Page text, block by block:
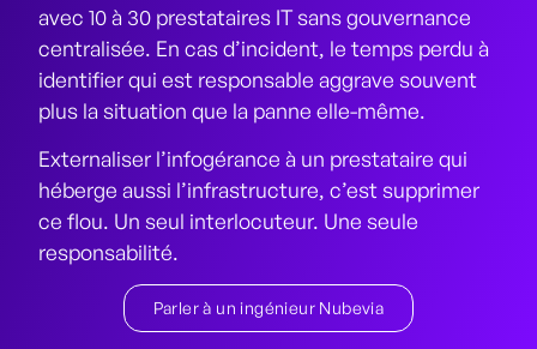
avec 10 à 30 prestataires IT sans gouvernance
centralisée. En cas d’incident, le temps perdu à
identifier qui est responsable aggrave souvent
plus la situation que la panne elle-même.
Externaliser l’infogérance à un prestataire qui
héberge aussi l’infrastructure, c’est supprimer
ce flou. Un seul interlocuteur. Une seule
responsabilité.
Parler à un ingénieur Nubevia